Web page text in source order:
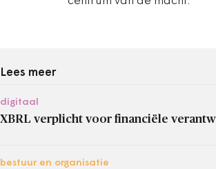
Lees meer
digitaal
XBRL verplicht voor financiële
bestuur en organisatie